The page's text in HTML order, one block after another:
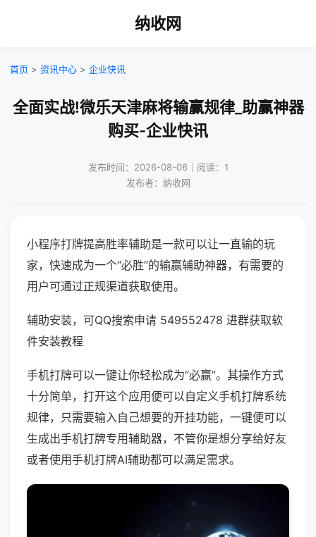
纳收网
首页 > 资讯中心 > 企业快讯
全面实战!微乐天津麻将输赢规律_助赢神器
购买-企业快讯
发布时间：2026-08-06｜阅读：1
发布者：纳收网
小程序打牌提高胜率辅助是一款可以让一直输的玩
家，快速成为一个“必胜”的输赢辅助神器，有需要的
用户可通过正规渠道获取使用。
辅助安装，可QQ搜索申请 549552478 进群获取软
件安装教程
手机打牌可以一键让你轻松成为“必赢”。其操作方式
十分简单，打开这个应用便可以自定义手机打牌系统
规律，只需要输入自己想要的开挂功能，一键便可以
生成出手机打牌专用辅助器，不管你是想分享给好友
或者使用手机打牌AI辅助都可以满足需求。